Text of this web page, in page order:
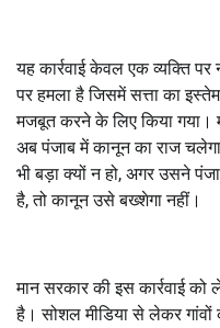
यह कार्रवाई केवल एक व्यक्ति
पर हमला है जिसमें सत्ता का
मजबूत करने के लिए किया गया।
अब पंजाब में कानून का राज
भी बड़ा क्यों न हो, अगर उसने
है, तो कानून उसे बख्शेगा नहीं।
मान सरकार की इस कार्रवाई
है। सोशल मीडिया से लेकर